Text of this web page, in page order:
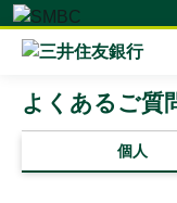
個人
よくあるご質